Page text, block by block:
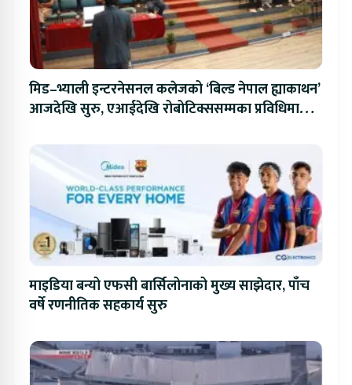
मिड–भ्याली इन्टरनेसनल कलेजको ‘बिल्ड नेपाल ह्याकाथन’
आजदेखि सुरु, एआईदेखि रोबोटिक्ससम्मका प्रविधिमा
माइडिया बन्यो एफसी बार्सिलोनाको मुख्य साझेदार, पाँच
वर्षे रणनीतिक सहकार्य सुरु